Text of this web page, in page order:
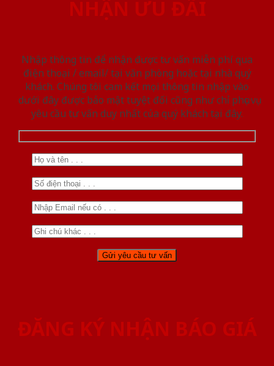
NHẬN ƯU ĐÃI
Nhập thông tin để nhận được tư vấn miễn phí qua
điện thoại / email/ tại văn phòng hoặc tại nhà quý
khách. Chúng tôi cam kết mọi thông tin nhập vào
dưới đây được bảo mật tuyệt đối cũng như chỉ phục vụ
yêu cầu tư vấn duy nhất của quý khách tại đây.
ĐĂNG KÝ NHẬN BÁO GIÁ